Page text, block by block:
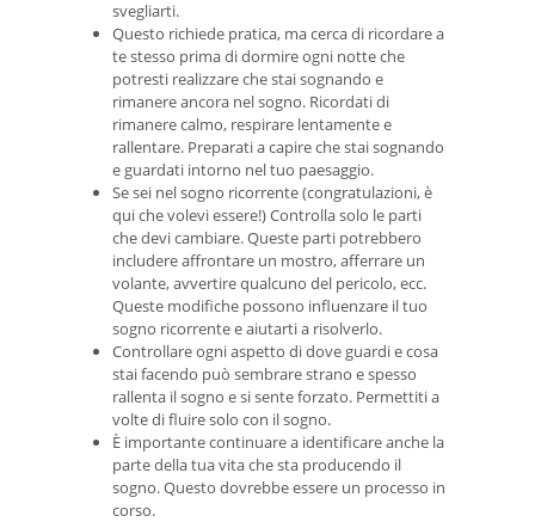
svegliarti.
Questo richiede pratica, ma cerca di ricordare a
te stesso prima di dormire ogni notte che
potresti realizzare che stai sognando e
rimanere ancora nel sogno. Ricordati di
rimanere calmo, respirare lentamente e
rallentare. Preparati a capire che stai sognando
e guardati intorno nel tuo paesaggio.
Se sei nel sogno ricorrente (congratulazioni, è
qui che volevi essere!) Controlla solo le parti
che devi cambiare. Queste parti potrebbero
includere affrontare un mostro, afferrare un
volante, avvertire qualcuno del pericolo, ecc.
Queste modifiche possono influenzare il tuo
sogno ricorrente e aiutarti a risolverlo.
Controllare ogni aspetto di dove guardi e cosa
stai facendo può sembrare strano e spesso
rallenta il sogno e si sente forzato. Permettiti a
volte di fluire solo con il sogno.
È importante continuare a identificare anche la
parte della tua vita che sta producendo il
sogno. Questo dovrebbe essere un processo in
corso.